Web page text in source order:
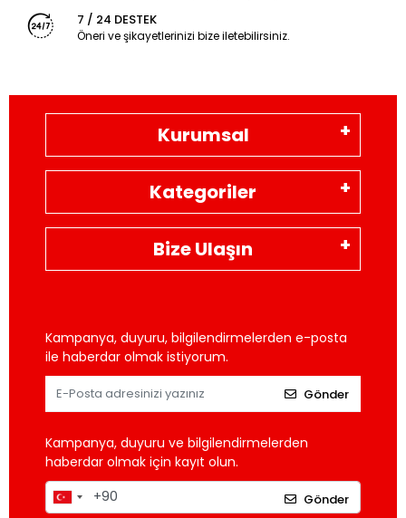
7 / 24 DESTEK
Öneri ve şikayetlerinizi bize iletebilirsiniz.
Kurumsal
Kategoriler
Bize Ulaşın
Kampanya, duyuru, bilgilendirmelerden e-posta
ile haberdar olmak istiyorum.
Gönder
Kampanya, duyuru ve bilgilendirmelerden
haberdar olmak için kayıt olun.
Gönder